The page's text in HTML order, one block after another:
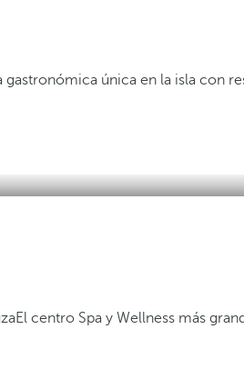
gastronómica única en la isla con
El centro Spa y Wellness más